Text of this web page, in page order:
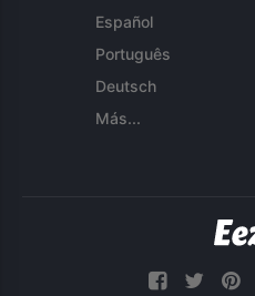
Español
Português
Deutsch
Más...